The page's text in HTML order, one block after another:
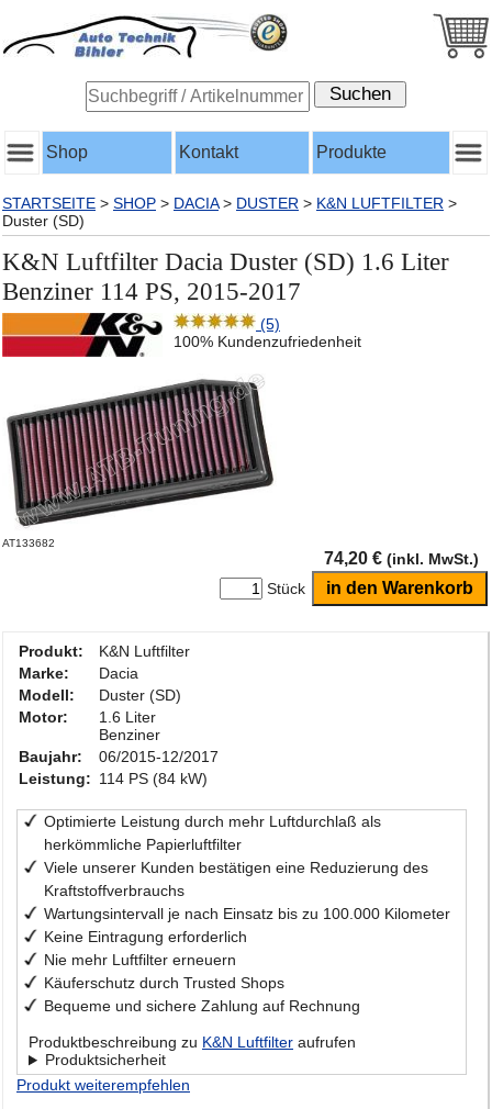
Shop Kontakt Produkte
STARTSEITE > SHOP > DACIA > DUSTER > K&N LUFTFILTER >
Duster (SD)
K&N Luftfilter Dacia Duster (SD) 1.6 Liter
Benziner 114 PS, 2015-2017
(5)
100% Kundenzufriedenheit
AT133682
74,20 € (inkl. MwSt.)
Stück
Produkt:
K&N Luftfilter
Marke:
Dacia
Modell:
Duster (SD)
Motor:
1.6 Liter
Benziner
Baujahr:
06/2015-12/2017
Leistung: 114 PS (84 kW)
Optimierte Leistung durch mehr Luftdurchlaß als
herkömmliche Papierluftfilter
Viele unserer Kunden bestätigen eine Reduzierung des
Kraftstoffverbrauchs
Wartungsintervall je nach Einsatz bis zu 100.000 Kilometer
Keine Eintragung erforderlich
Nie mehr Luftfilter erneuern
Käuferschutz durch Trusted Shops
Bequeme und sichere Zahlung auf Rechnung
Produktbeschreibung zu K&N Luftfilter aufrufen
Produktsicherheit
Produkt weiterempfehlen